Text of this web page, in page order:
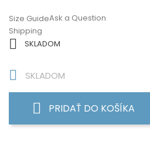
Size Guide
Shipping
Ask a Question
 SKLADOM
 SKLADOM
PRIDAŤ DO KOŠÍKA